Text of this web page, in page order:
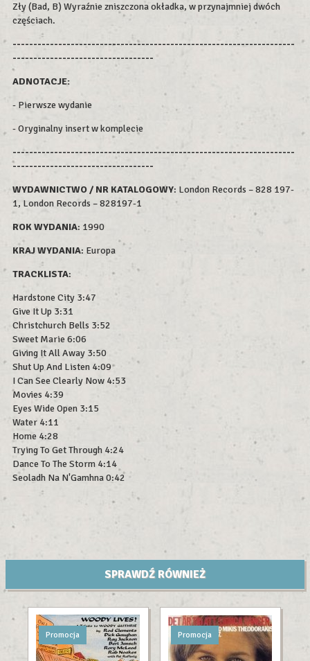
Zły (Bad, B) Wyraźnie zniszczona okładka, w przynajmniej dwóch
częściach.
--------------------------------------------------------------------
----------------------------------
ADNOTACJE:
- Pierwsze wydanie
- Oryginalny insert w komplecie
--------------------------------------------------------------------
----------------------------------
WYDAWNICTWO / NR KATALOGOWY: London Records – 828 197-
1, London Records – 828197-1
ROK WYDANIA: 1990
KRAJ WYDANIA: Europa
TRACKLISTA:
Hardstone City 3:47
Give It Up 3:31
Christchurch Bells 3:52
Sweet Marie 6:06
Giving It All Away 3:50
Shut Up And Listen 4:09
I Can See Clearly Now 4:53
Movies 4:39
Eyes Wide Open 3:15
Water 4:11
Home 4:28
Trying To Get Through 4:24
Dance To The Storm 4:14
Seoladh Na N'Gamhna 0:42
SPRAWDŹ RÓWNIEŻ
Promocja Promocja